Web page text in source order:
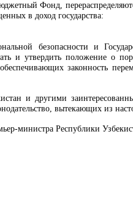
Фонд,
в доход государства:
безопасности и
и утвердить положение о
законность
и другими
вытекающих из
министра Республики